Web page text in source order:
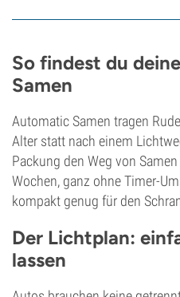
So findest du
Samen
Automatic Samen tragen
Alter statt nach einem
Packung den Weg von
Wochen, ganz ohne Timer-
kompakt genug für den
Der Lichtplan:
lassen